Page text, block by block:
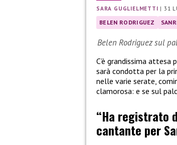
SARA GUGLIELMETTI |31
BELEN RODRIGUEZ
Belen Rodriguez sul
C’è grandissima attesa
sarà condotta per la
nelle varie serate,
clamorosa: e se sul
“Ha registrato
cantante per